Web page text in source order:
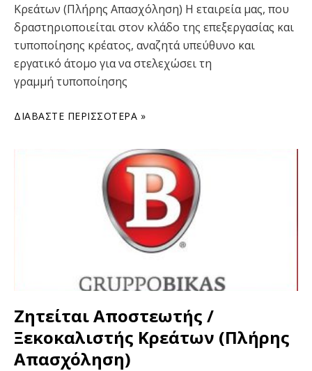
Κρεάτων (Πλήρης Απασχόληση) Η εταιρεία μας, που
δραστηριοποιείται στον κλάδο της επεξεργασίας και
τυποποίησης κρέατος, αναζητά υπεύθυνο και
εργατικό άτομο για να στελεχώσει τη
γραμμή τυποποίησης
ΔΙΑΒΆΣΤΕ ΠΕΡΙΣΣΌΤΕΡΑ »
Ζητείται Αποστεωτής /
Ξεκοκαλιστής Κρεάτων (Πλήρης
Απασχόληση)